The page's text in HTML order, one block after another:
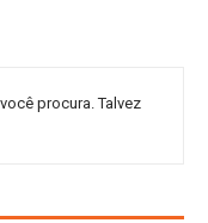
procura. Talvez